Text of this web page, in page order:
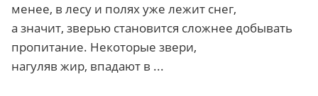
менее, в лесу и полях уже лежит снег,
а значит, зверью становится сложнее добывать
пропитание. Некоторые звери,
нагуляв жир, впадают в ...